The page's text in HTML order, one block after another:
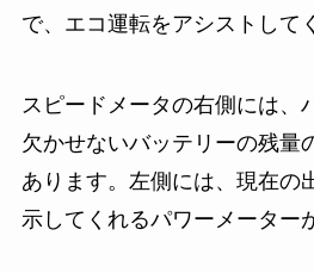
で、エコ運転をアシストして
スピードメータの右側には、
欠かせないバッテリーの残量
あります。左側には、現在の
示してくれるパワーメーター